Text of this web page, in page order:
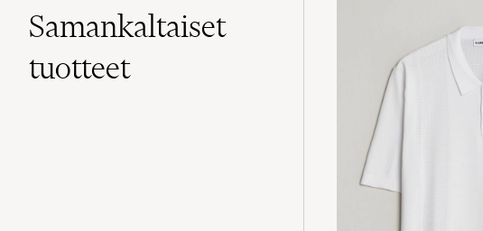
Samankaltaiset
tuotteet